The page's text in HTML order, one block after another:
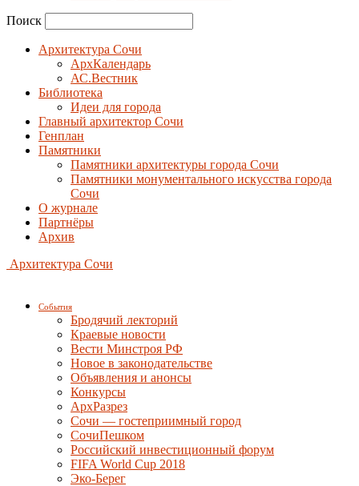
Поиск
Архитектура Сочи
АрхКалендарь
АС.Вестник
Библиотека
Идеи для города
Главный архитектор Сочи
Генплан
Памятники
Памятники архитектуры города Сочи
Памятники монументального искусства города
Сочи
О журнале
Партнёры
Архив
Архитектура Сочи
События
Бродячий лекторий
Краевые новости
Вести Минстроя РФ
Новое в законодательстве
Объявления и анонсы
Конкурсы
АрхРазрез
Сочи — гостеприимный город
СочиПешком
Российский инвестиционный форум
FIFA World Cup 2018
Эко-Берег